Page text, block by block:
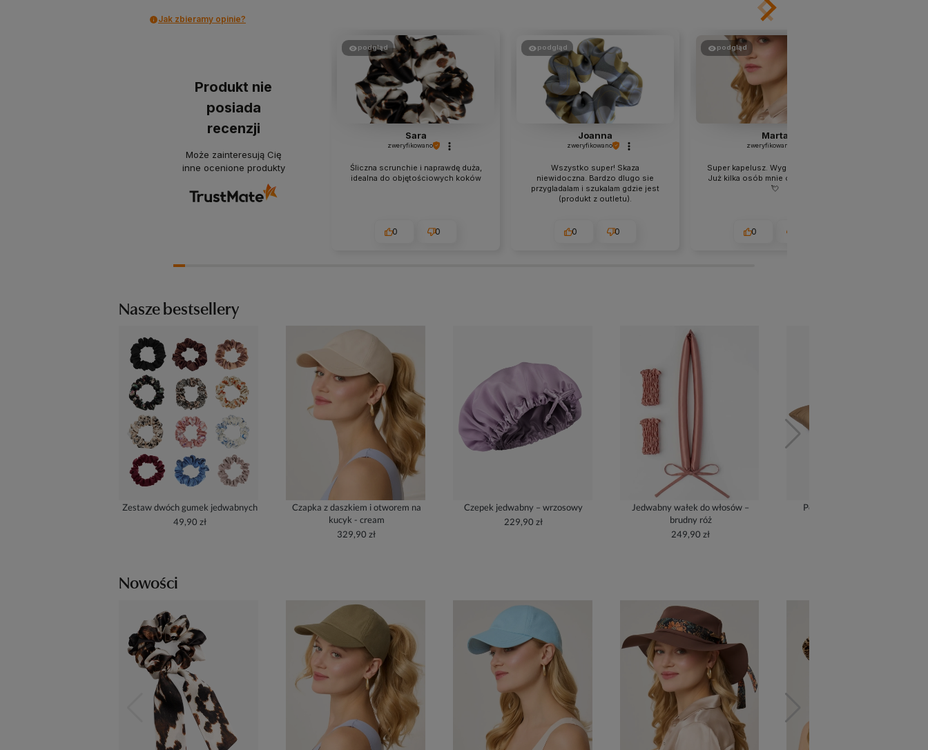
Jak zbieramy opinie?
Produkt nie
posiada
recenzji
Może zainteresują Cię
inne ocenione produkty
podgląd
Sara
zweryfikowano
Śliczna scrunchie i naprawdę duża,
idealna do objętościowych koków
0 0
podgląd
Joanna
zweryfikowano
Wszystko super! Skaza
niewidoczna. Bardzo dlugo sie
przygladalam i szukalam gdzie jest
(produkt z outletu).
0 0
podgląd
Marta
zweryfikowano
Super kapelusz. Wygląd wykonanie.
Już kilka osób mnie o niego pytało.
💘
0
Nasze bestsellery
Zestaw dwóch gumek jedwabnych
49,90 zł
Czapka z daszkiem i otworem na
kucyk - cream
329,90 zł
Czepek jedwabny – wrzosowy
229,90 zł
Jedwabny wałek do włosów –
brudny róż
249,90 zł
Poszewka jedwabna – złoty
Nowości